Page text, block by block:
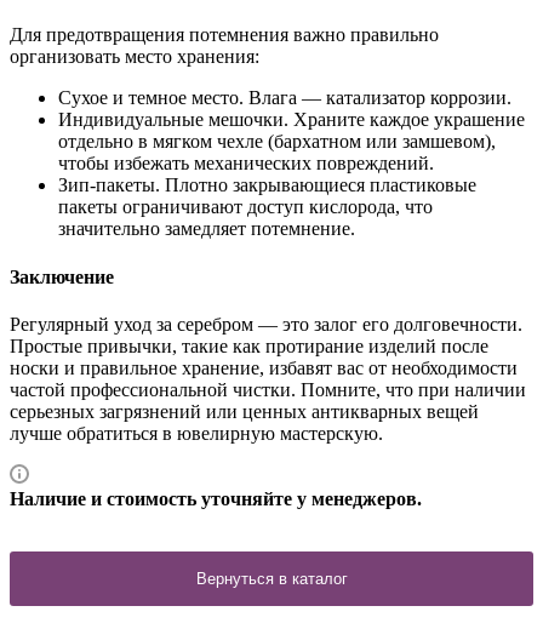
Для предотвращения потемнения важно правильно
организовать место хранения:
Сухое и темное место. Влага — катализатор коррозии.
Индивидуальные мешочки. Храните каждое украшение
отдельно в мягком чехле (бархатном или замшевом),
чтобы избежать механических повреждений.
Зип-пакеты. Плотно закрывающиеся пластиковые
пакеты ограничивают доступ кислорода, что
значительно замедляет потемнение.
Заключение
Регулярный уход за серебром — это залог его долговечности.
Простые привычки, такие как протирание изделий после
носки и правильное хранение, избавят вас от необходимости
частой профессиональной чистки. Помните, что при наличии
серьезных загрязнений или ценных антикварных вещей
лучше обратиться в ювелирную мастерскую.
Наличие и стоимость уточняйте у менеджеров.